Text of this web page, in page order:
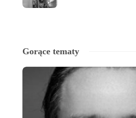
Gorące tematy